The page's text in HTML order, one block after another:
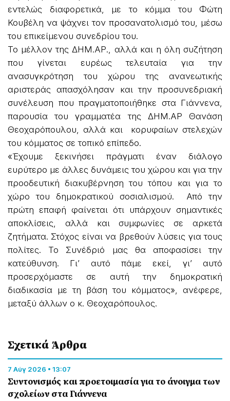
εντελώς διαφορετικά, με το κόμμα του Φώτη
Κουβέλη να ψάχνει τον προσανατολισμό του, μέσω
του επικείμενου συνεδρίου του.
Το μέλλον της ΔΗΜ.ΑΡ., αλλά και η όλη συζήτηση
που γίνεται ευρέως τελευταία για την
ανασυγκρότηση του χώρου της ανανεωτικής
αριστεράς απασχόλησαν και την προσυνεδριακή
συνέλευση που πραγματοποιήθηκε στα Γιάννενα,
παρουσία του γραμματέα της ΔΗΜ.ΑΡ Θανάση
Θεοχαρόπουλου, αλλά και κορυφαίων στελεχών
του κόμματος σε τοπικό επίπεδο.
«Έχουμε ξεκινήσει πράγματι έναν διάλογο
ευρύτερο με άλλες δυνάμεις του χώρου και για την
προοδευτική διακυβέρνηση του τόπου και για το
χώρο του δημοκρατικού σοσιαλισμού. Από την
πρώτη επαφή φαίνεται ότι υπάρχουν σημαντικές
αποκλίσεις, αλλά και συμφωνίες σε αρκετά
ζητήματα. Στόχος είναι να βρεθούν λύσεις για τους
πολίτες. Το Συνέδριό μας θα αποφασίσει την
κατεύθυνση. Γι’ αυτό πάμε εκεί, γι’ αυτό
προσερχόμαστε σε αυτή την δημοκρατική
διαδικασία με τη βάση του κόμματος», ανέφερε,
μεταξύ άλλων ο κ. Θεοχαρόπουλος.
Σχετικά Άρθρα
7 Αύγ 2026 • 13:07
Συντονισμός και προετοιμασία για το άνοιγμα των
σχολείων στα Γιάννενα